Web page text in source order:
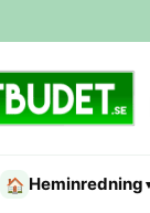
🏠 Heminredning